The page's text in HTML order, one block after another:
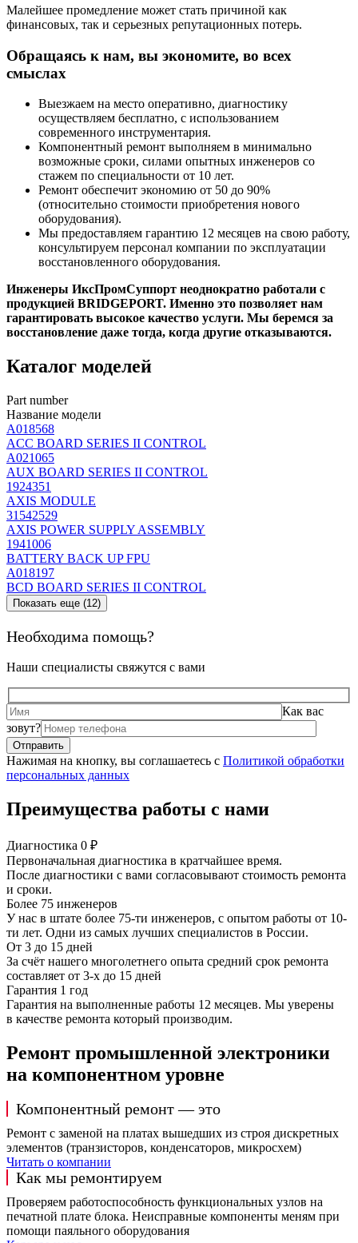
Малейшее промедление может стать причиной как
финансовых, так и серьезных репутационных потерь.
Обращаясь к нам, вы экономите, во всех
смыслах
Выезжаем на место оперативно, диагностику
осуществляем бесплатно, с использованием
современного инструментария.
Компонентный ремонт выполняем в минимально
возможные сроки, силами опытных инженеров со
стажем по специальности от 10 лет.
Ремонт обеспечит экономию от 50 до 90%
(относительно стоимости приобретения нового
оборудования).
Мы предоставляем гарантию 12 месяцев на свою работу,
консультируем персонал компании по эксплуатации
восстановленного оборудования.
Инженеры ИксПромСуппорт неоднократно работали с
продукцией BRIDGEPORT. Именно это позволяет нам
гарантировать высокое качество услуги. Мы беремся за
восстановление даже тогда, когда другие отказываются.
Каталог моделей
Part number
Название модели
A018568
ACC BOARD SERIES II CONTROL
A021065
AUX BOARD SERIES II CONTROL
1924351
AXIS MODULE
31542529
AXIS POWER SUPPLY ASSEMBLY
1941006
BATTERY BACK UP FPU
A018197
BCD BOARD SERIES II CONTROL
Показать еще (12)
Необходима помощь?
Наши специалисты свяжутся с вами
Как вас
зовут?
Нажимая на кнопку, вы соглашаетесь с Политикой обработки
персональных данных
Преимущества работы с нами
Диагностика 0 ₽
Первоначальная диагностика в кратчайшее время.
После диагностики с вами согласовывают стоимость ремонта
и сроки.
Более 75 инженеров
У нас в штате более 75-ти инженеров, с опытом работы от 10-
ти лет. Одни из самых лучших специалистов в России.
От 3 до 15 дней
За счёт нашего многолетнего опыта средний срок ремонта
составляет от 3-х до 15 дней
Гарантия 1 год
Гарантия на выполненные работы 12 месяцев. Мы уверены
в качестве ремонта который производим.
Ремонт промышленной электроники
на компонентном уровне
Компонентный ремонт — это
Ремонт с заменой на платах вышедших из строя дискретных
элементов (транзисторов, конденсаторов, микросхем)
Читать о компании
Как мы ремонтируем
Проверяем работоспособность функциональных узлов на
печатной плате блока. Неисправные компоненты меням при
помощи паяльного оборудования